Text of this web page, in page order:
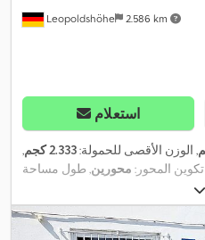
Leopoldshöhe 2.586 km
استعلام
, الوزن الأقصى للحمولة:2.333 كجم
,
, تكوين المحور: محورين , طول مساحة